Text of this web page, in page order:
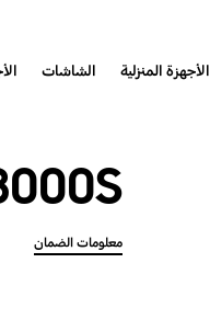
الأجهزة المنزلية الشاشات
معلومات الضمان